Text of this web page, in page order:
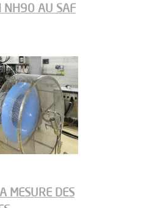
NH90 AU SAF
MESURE DES